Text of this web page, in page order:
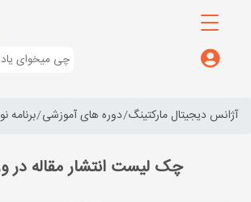
آژانس دیجیتال مارکتینگ دوره های آموزشی برنامه
چک لیست انتشار مقاله در